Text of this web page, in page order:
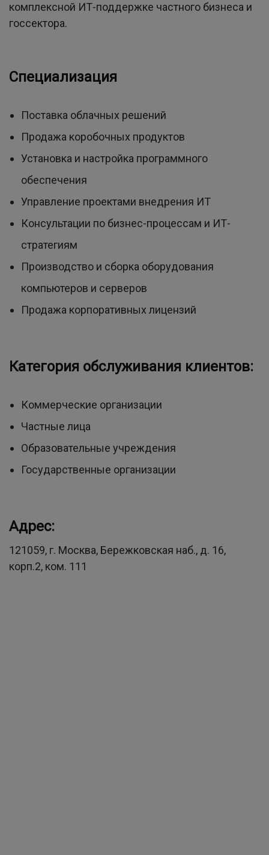
комплексной ИТ-поддержке частного бизнеса и
госсектора.
Специализация
Поставка облачных решений
Продажа коробочных продуктов
Установка и настройка программного
обеспечения
Управление проектами внедрения ИТ
Консультации по бизнес-процессам и ИТ-
стратегиям
Производство и сборка оборудования
компьютеров и серверов
Продажа корпоративных лицензий
Категория обслуживания клиентов:
Коммерческие организации
Частные лица
Образовательные учреждения
Государственные организации
Адрес:
121059, г. Москва, Бережковская наб., д. 16,
корп.2, ком. 111